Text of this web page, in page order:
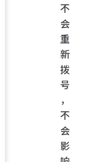
不
会
重
新
拨
号
，
不
会
影